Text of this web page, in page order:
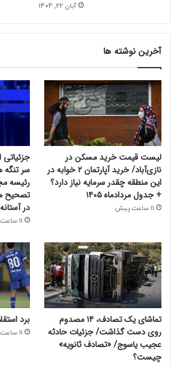
آبان 22, 1404
آخرین نوشته ها
لیست قیمت خرید مسکن در
نازی‌آباد/ خرید آپارتمان ۲ خوابه در
این منطقه چقدر سرمایه نیاز دارد؟
+ جدول مردادماه ۱۴۰۵
11 ساعت پیش
جزئیاتی
سر
رئیسه
تصحیح
در
11 ساعت پیش
تماشای یک تصادف، ۱۴ مصدوم
روی دست گذاشت/ جزئیات حادثه
عجیب یاسوج/ «تصادف ثانویه»
چیست؟
برد
11 ساعت پیش